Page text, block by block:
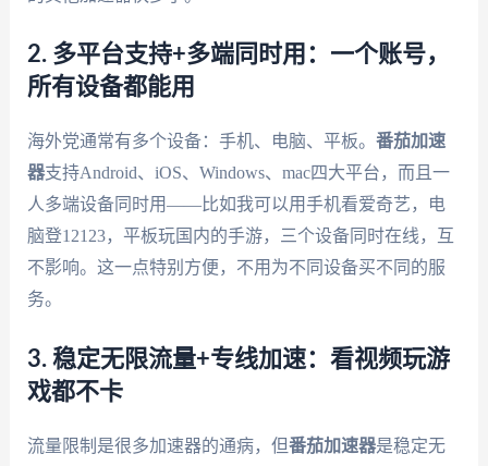
2. 多平台支持+多端同时用：一个账号，
所有设备都能用
海外党通常有多个设备：手机、电脑、平板。 番茄加速
器支持Android、iOS、Windows、mac四大平台，而且一
人多端设备同时用——比如我可以用手机看爱奇艺，电
脑登12123，平板玩国内的手游，三个设备同时在线，互
不影响。这一点特别方便，不用为不同设备买不同的服
务。
3. 稳定无限流量+专线加速：看视频玩游
戏都不卡
流量限制是很多加速器的通病，但番茄加速器是稳定无